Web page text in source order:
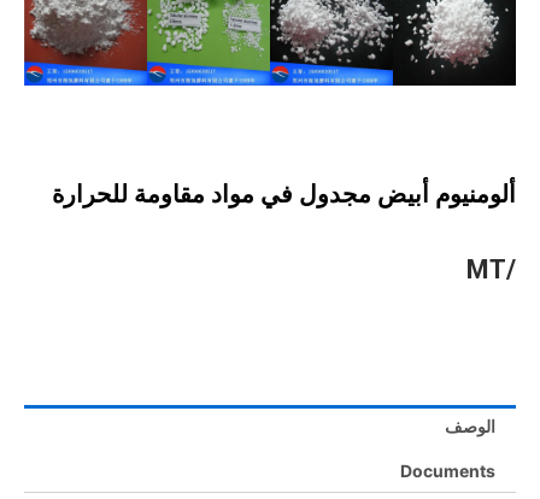
ألومنيوم أبيض مجدول في مواد مقاومة للحرارة
/MT
الوصف
Documents